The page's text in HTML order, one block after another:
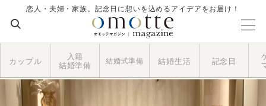
恋人・夫婦・家族。記念日に想いを込めるアイデアをお届け！
カップル
入籍
結婚準備
結婚式準備 結婚生活 記念日